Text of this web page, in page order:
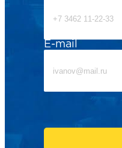
E-mail